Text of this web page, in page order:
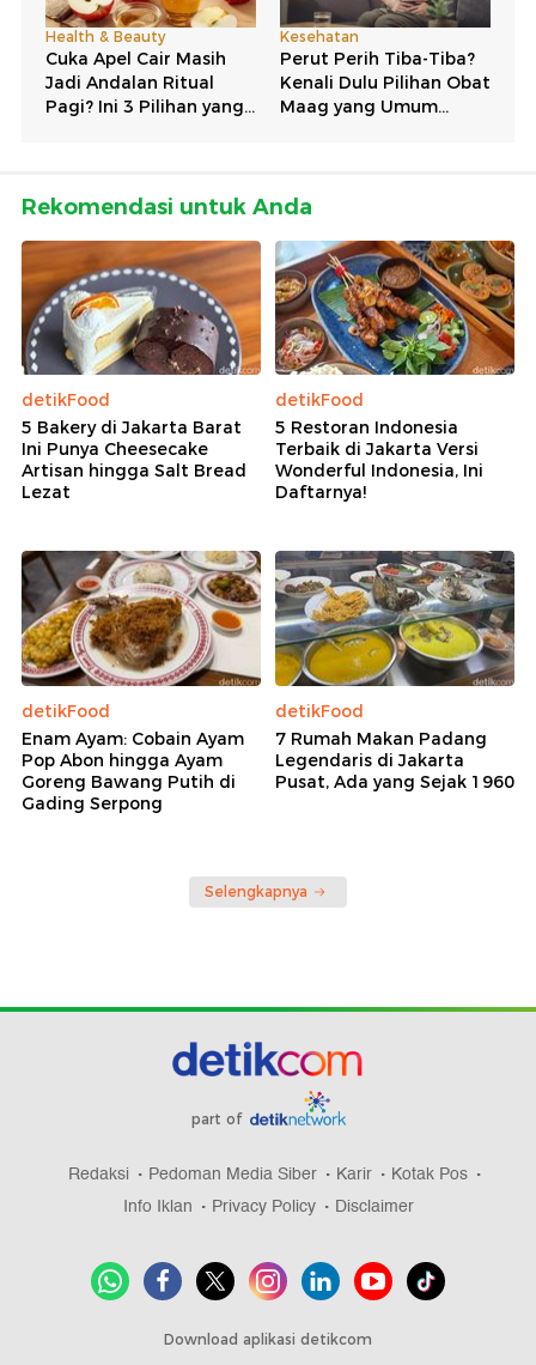
Rekomendasi untuk Anda
detikFood
5 Bakery di Jakarta Barat
Ini Punya Cheesecake
Artisan hingga Salt Bread
Lezat
detikFood
5 Restoran Indonesia
Terbaik di Jakarta Versi
Wonderful Indonesia, Ini
Daftarnya!
detikFood
Enam Ayam: Cobain Ayam
Pop Abon hingga Ayam
Goreng Bawang Putih di
Gading Serpong
detikFood
7 Rumah Makan Padang
Legendaris di Jakarta
Pusat, Ada yang Sejak 1960
Selengkapnya
part of
Redaksi Pedoman Media Siber Karir
Kotak Pos
Info Iklan
Privacy Policy Disclaimer
Download aplikasi detikcom